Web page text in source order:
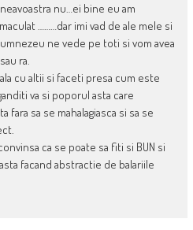
nu…ei bine eu am
………dar imi vad de ale mele si
ne vede pe toti si vom avea
ra.
cu altii si faceti presa cum este
va si poporul asta care
fara sa se mahalagiasca si sa se
ca se poate sa fiti si BUN si
facand abstractie de balariile